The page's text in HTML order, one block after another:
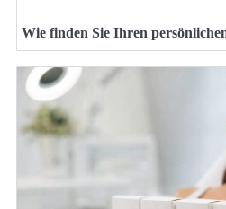
Wie finden Sie Ihren